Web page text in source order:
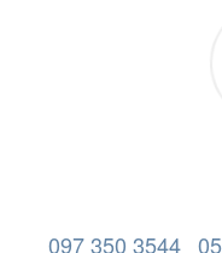
097 350 3544